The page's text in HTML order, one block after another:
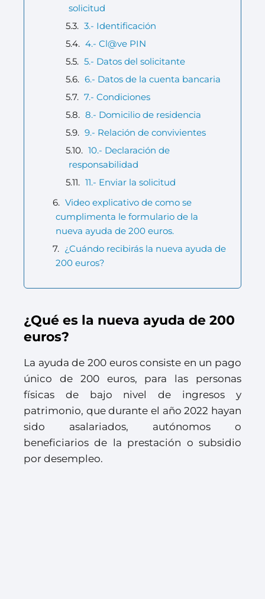
solicitud
3.- Identificación
4.- Cl@ve PIN
5.- Datos del solicitante
6.- Datos de la cuenta bancaria
7.- Condiciones
8.- Domicilio de residencia
9.- Relación de convivientes
10.- Declaración de
responsabilidad
11.- Enviar la solicitud
Video explicativo de como se
cumplimenta le formulario de la
nueva ayuda de 200 euros.
¿Cuándo recibirás la nueva ayuda de
200 euros?
¿Qué es la nueva ayuda de 200
euros?
La ayuda de 200 euros consiste en un pago
único de 200 euros, para las personas
físicas de bajo nivel de ingresos y
patrimonio, que durante el año 2022 hayan
sido asalariados, autónomos o
beneficiarios de la prestación o subsidio
por desempleo.